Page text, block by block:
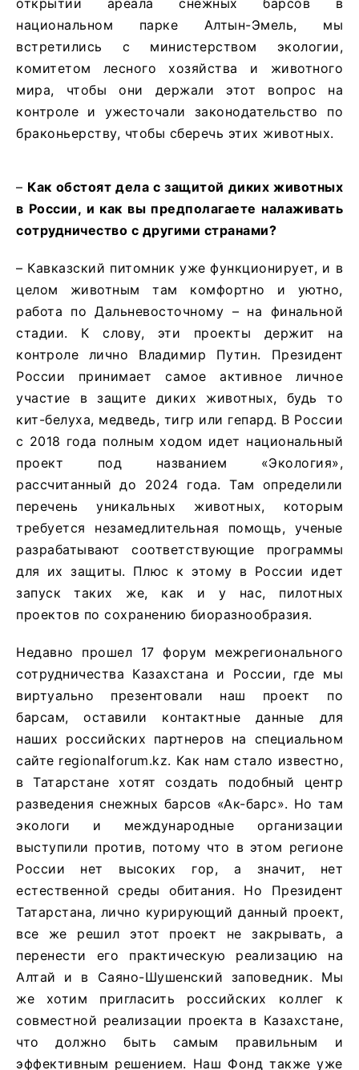
национальном парке Алтын-Эмель, мы
встретились с министерством экологии,
комитетом лесного хозяйства и животного
мира, чтобы они держали этот вопрос на
контроле и ужесточали законодательство по
браконьерству, чтобы сберечь этих животных.
– Как обстоят дела с защитой диких животных
в России, и как вы предполагаете налаживать
сотрудничество с другими странами?
– Кавказский питомник уже функционирует, и в
целом животным там комфортно и уютно,
работа по Дальневосточному – на финальной
стадии. К слову, эти проекты держит на
контроле лично Владимир Путин. Президент
России принимает самое активное личное
участие в защите диких животных, будь то
кит-белуха, медведь, тигр или гепард. В России
с 2018 года полным ходом идет национальный
проект под названием «Экология»,
рассчитанный до 2024 года. Там определили
перечень уникальных животных, которым
требуется незамедлительная помощь, ученые
разрабатывают соответствующие программы
для их защиты. Плюс к этому в России идет
запуск таких же, как и у нас, пилотных
проектов по сохранению биоразнообразия.
Недавно прошел 17 форум межрегионального
сотрудничества Казахстана и России, где мы
виртуально презентовали наш проект по
барсам, оставили контактные данные для
наших российских партнеров на специальном
сайте regionalforum.kz. Как нам стало известно,
в Татарстане хотят создать подобный центр
разведения снежных барсов «Ак-барс». Но там
экологи и международные организации
выступили против, потому что в этом регионе
России нет высоких гор, а значит, нет
естественной среды обитания. Но Президент
Татарстана, лично курирующий данный проект,
все же решил этот проект не закрывать, а
перенести его практическую реализацию на
Алтай и в Саяно-Шушенский заповедник. Мы
же хотим пригласить российских коллег к
совместной реализации проекта в Казахстане,
что должно быть самым правильным и
эффективным решением. Наш Фонд также уже